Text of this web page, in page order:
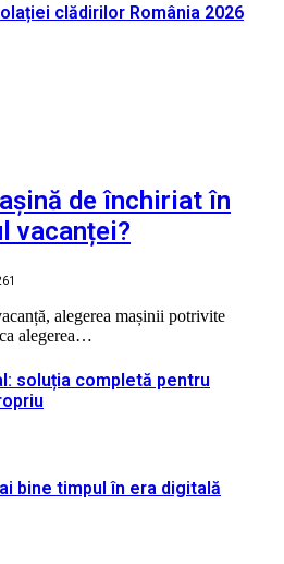
clădirilor România 2026
de închiriat în
vacanței?
1
alegerea mașinii potrivite
alegerea…
soluția completă pentru
bine timpul în era digitală